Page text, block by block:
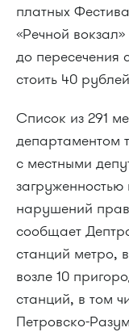
платных
«Речной
до пересечения
стоить 40
Список из 291
департаментом
с местными
нарушений
сообщает
станций метро,
возле 10
станций, в том
Петровско-